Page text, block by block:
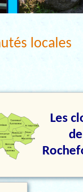
locales
Les